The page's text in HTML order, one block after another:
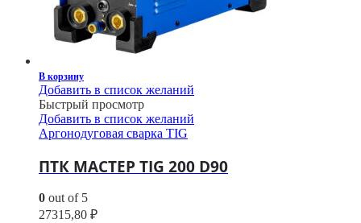
В корзину
Добавить в список желаний
Быстрый просмотр
Добавить в список желаний
Аргонодуговая сварка TIG
ПТК МАСТЕР TIG 200 D90
0 out of 5
27315,80 ₽